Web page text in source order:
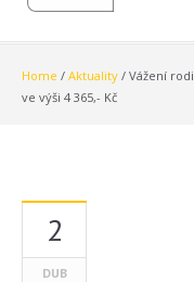
Home / Aktuality / Vážení
ve výši 4 365,- Kč
2
DUB